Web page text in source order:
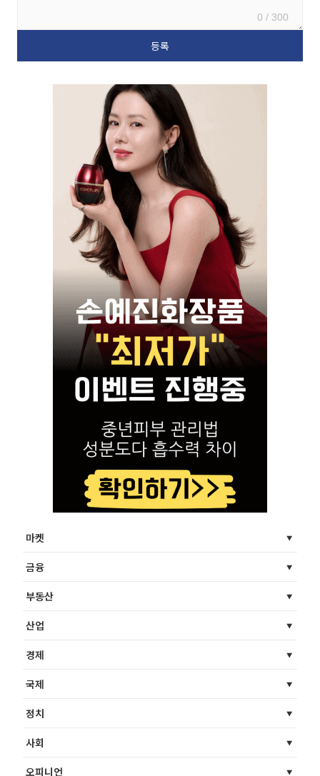
0 / 300
마켓
금융
부동산
산업
경제
국제
정치
사회
오피니언